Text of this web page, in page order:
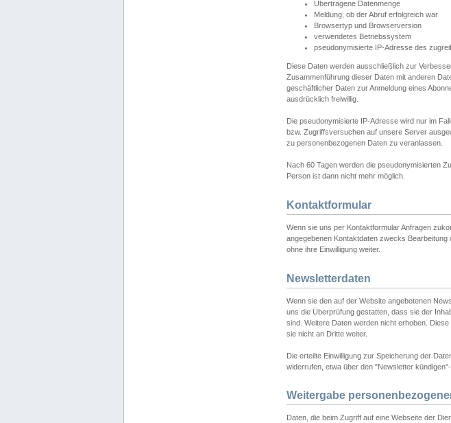
Übertragene Datenmenge
Meldung, ob der Abruf erfolgreich war
Browsertyp und Browserversion
verwendetes Betriebssystem
pseudonymisierte IP-Adresse des
Diese Daten werden ausschließlich zur
Zusammenführung dieser Daten mit anderen
geschäftlicher Daten zur Anmeldung eines
ausdrücklich freiwillig.
Die pseudonymisierte IP-Adresse wird nur im
bzw. Zugriffsversuchen auf unsere Server
zu personenbezogenen Daten zu veranlassen.
Nach 60 Tagen werden die pseudonymisierten
Person ist dann nicht mehr möglich.
Kontaktformular
Wenn sie uns per Kontaktformular Anfragen
angegebenen Kontaktdaten zwecks
ohne ihre Einwilligung weiter.
Newsletterdaten
Wenn sie den auf der Website angebotenen
uns die Überprüfung gestatten, dass sie der
sind. Weitere Daten werden nicht erhoben.
sie nicht an Dritte weiter.
Die erteilte Einwilligung zur Speicherung der
widerrufen, etwa über den "Newsletter
Weitergabe
Daten, die beim Zugriff auf eine Webseite der